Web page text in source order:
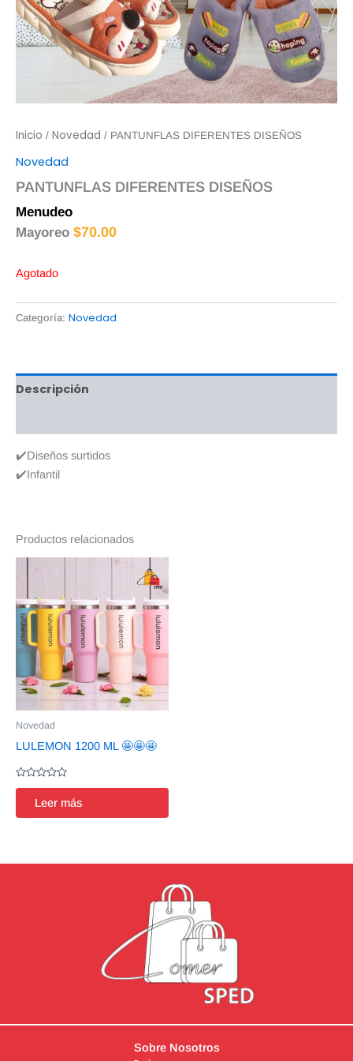
Inicio / Novedad / PANTUNFLAS DIFERENTES DISEÑOS
Novedad
PANTUNFLAS DIFERENTES DISEÑOS
Menudeo
Mayoreo $70.00
Agotado
Categoría: Novedad
Descripción
✔️Diseños surtidos
✔️Infantil
Productos relacionados
Novedad
LULEMON 1200 ML 🤩🤩🤩
Valorado
de
Leer más
Sobre Nosotros